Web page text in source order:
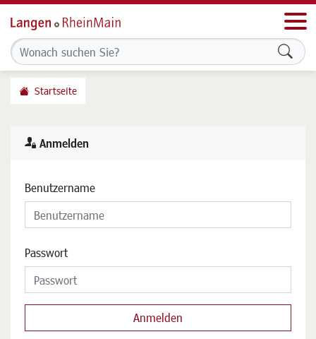
Startseite
Anmelden
Benutzername
Passwort